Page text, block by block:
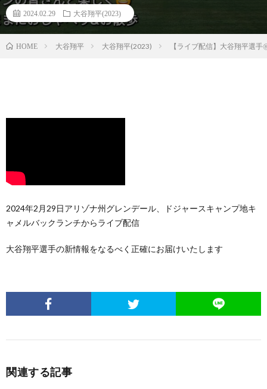
2024.02.29 大谷翔平(2023)
HOME 大谷翔平 大谷翔平(2023) 【ライブ配信】大谷翔平選
2024年2月29日アリゾナ州グレンデール、ドジャースキャンプ地キ
ャメルバックランチからライブ配信
大谷翔平選手の新情報をなるべく正確にお届けいたします
関連する記事